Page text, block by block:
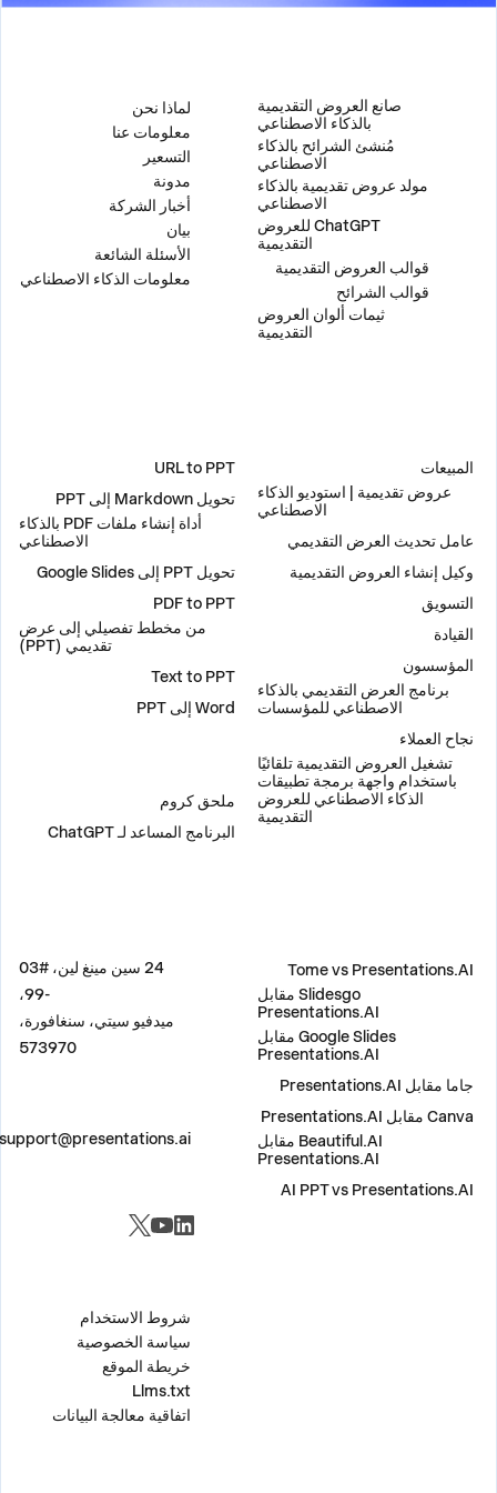
صانع العروض التقديمية
بالذكاء الاصطناعي
مُنشئ الشرائح بالذكاء
الاصطناعي
مولد عروض تقديمية بالذكاء
الاصطناعي
ChatGPT للعروض
التقديمية
قوالب العروض التقديمية
قوالب الشرائح
ثيمات ألوان العروض
التقديمية
لماذا نحن
معلومات عنا
التسعير
مدونة
أخبار الشركة
بيان
الأسئلة الشائعة
معلومات الذكاء الاصطناعي
المبيعات
عروض تقديمية | استوديو الذكاء
الاصطناعي
عامل تحديث العرض التقديمي
وكيل إنشاء العروض التقديمية
التسويق
القيادة
المؤسسون
برنامج العرض التقديمي بالذكاء
الاصطناعي للمؤسسات
نجاح العملاء
تشغيل العروض التقديمية تلقائيًا
باستخدام واجهة برمجة تطبيقات
الذكاء الاصطناعي للعروض
التقديمية
URL to PPT
تحويل Markdown إلى PPT
أداة إنشاء ملفات PDF بالذكاء
الاصطناعي
تحويل PPT إلى Google Slides
PDF to PPT
من مخطط تفصيلي إلى عرض
تقديمي (PPT)
Text to PPT
Word إلى PPT
ملحق كروم
البرنامج المساعد لـ ChatGPT
Tome vs Presentations.AI
Slidesgo مقابل
Presentations.AI
Google Slides مقابل
Presentations.AI
جاما مقابل Presentations.AI
Canva مقابل Presentations.AI
Beautiful.AI مقابل
Presentations.AI
AI PPT vs Presentations.AI
24 سين مينغ لين، #03
-99،
ميدفيو سيتي، سنغافورة،
573970
support@presentations.ai
شروط الاستخدام
سياسة الخصوصية
خريطة الموقع
Llms.txt
اتفاقية معالجة البيانات